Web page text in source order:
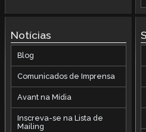
Notícias
Blog
Comunicados de Imprensa
Avant na Mídia
Inscreva-se na Lista de
Mailing